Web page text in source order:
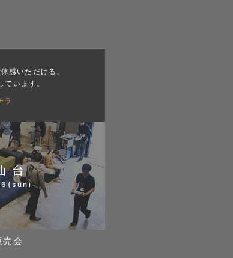
感いただける、
います。
ラ
台
会